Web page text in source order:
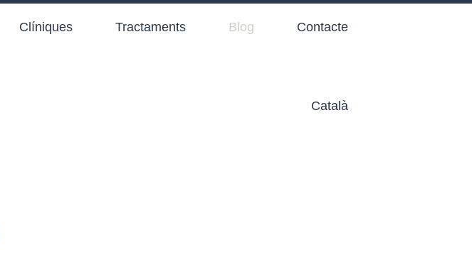
Clíniques Tractaments Blog Contacte
Català